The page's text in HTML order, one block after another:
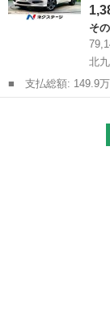
そ
北
■ 支払総額: 149.9万円 ■ 車両本体価格： 1,382,000 円 ■ メーカ
ー名： ホンダ ■